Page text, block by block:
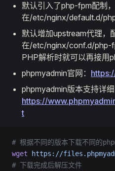
默认引入了php-fpm配制
在/etc/nginx/default.d/
默认增加upstream代理，
在/etc/nginx/conf.d/php-
PHP解析时就可以再接用
phpmyadmin官网：
phpmyadmin版本支持详细
https://
t
# 根据不同的版本下载不同的
wget https://
# 下载完成后解压文件